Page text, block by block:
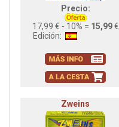
Precio:
17,99 € - 10% = 15,99€
Edición:
Zweins